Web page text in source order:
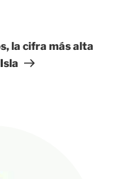
la cifra más alta